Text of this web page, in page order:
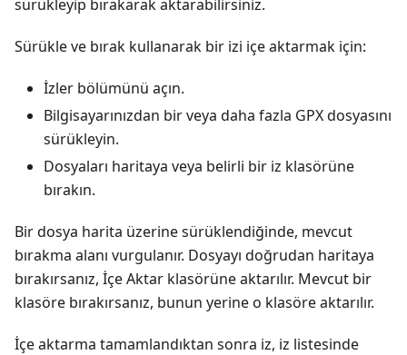
sürükleyip bırakarak aktarabilirsiniz.
Sürükle ve bırak kullanarak bir izi içe aktarmak için:
İzler bölümünü açın.
Bilgisayarınızdan bir veya daha fazla GPX dosyasını
sürükleyin.
Dosyaları haritaya veya belirli bir iz klasörüne
bırakın.
Bir dosya harita üzerine sürüklendiğinde, mevcut
bırakma alanı vurgulanır. Dosyayı doğrudan haritaya
bırakırsanız, İçe Aktar klasörüne aktarılır. Mevcut bir
klasöre bırakırsanız, bunun yerine o klasöre aktarılır.
İçe aktarma tamamlandıktan sonra iz, iz listesinde